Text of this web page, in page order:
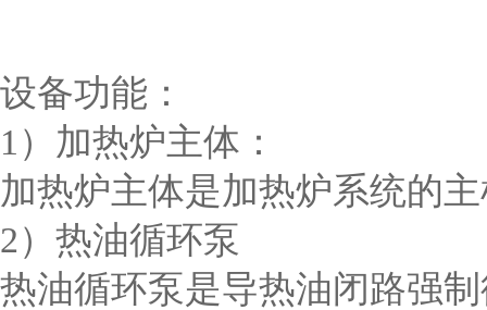
设备功能：
1）加热炉主体：
加热炉主体是加热炉系统的
2）热油循环泵
热油循环泵是导热油闭路强